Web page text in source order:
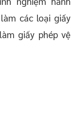
các loại giấy
giấy phép vệ